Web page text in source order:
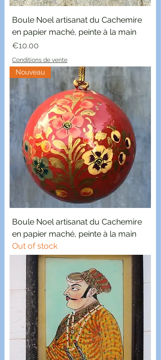
Boule Noel artisanat du Cachemire
en papier maché, peinte à la main
Price
€10.00
Conditions de vente
Nouveau
Boule Noel artisanat du Cachemire
en papier maché, peinte à la main
Out of stock